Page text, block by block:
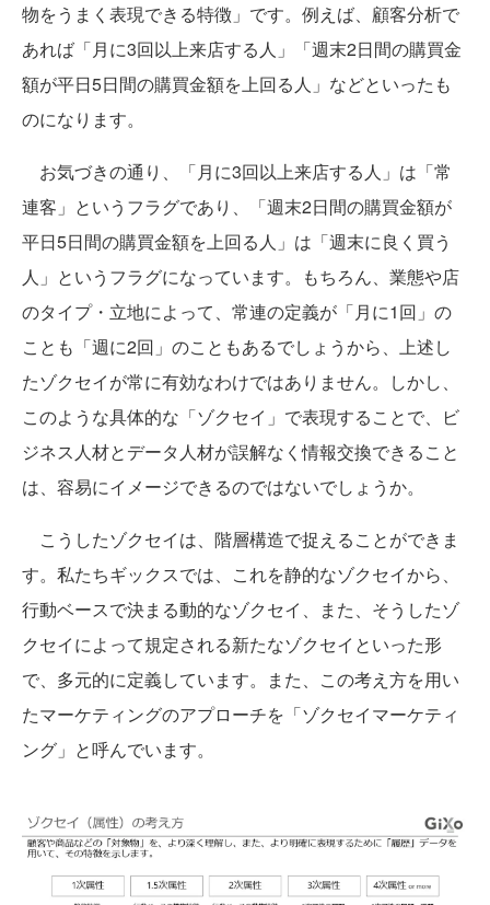
物をうまく表現できる特徴」です。例えば、顧客分析で
あれば「月に3回以上来店する人」「週末2日間の購買金
額が平日5日間の購買金額を上回る人」などといったも
のになります。
お気づきの通り、「月に3回以上来店する人」は「常
連客」というフラグであり、「週末2日間の購買金額が
平日5日間の購買金額を上回る人」は「週末に良く買う
人」というフラグになっています。もちろん、業態や店
のタイプ・立地によって、常連の定義が「月に1回」の
ことも「週に2回」のこともあるでしょうから、上述し
たゾクセイが常に有効なわけではありません。しかし、
このような具体的な「ゾクセイ」で表現することで、ビ
ジネス人材とデータ人材が誤解なく情報交換できること
は、容易にイメージできるのではないでしょうか。
こうしたゾクセイは、階層構造で捉えることができま
す。私たちギックスでは、これを静的なゾクセイから、
行動ベースで決まる動的なゾクセイ、また、そうしたゾ
クセイによって規定される新たなゾクセイといった形
で、多元的に定義しています。また、この考え方を用い
たマーケティングのアプローチを「ゾクセイマーケティ
ング」と呼んでいます。